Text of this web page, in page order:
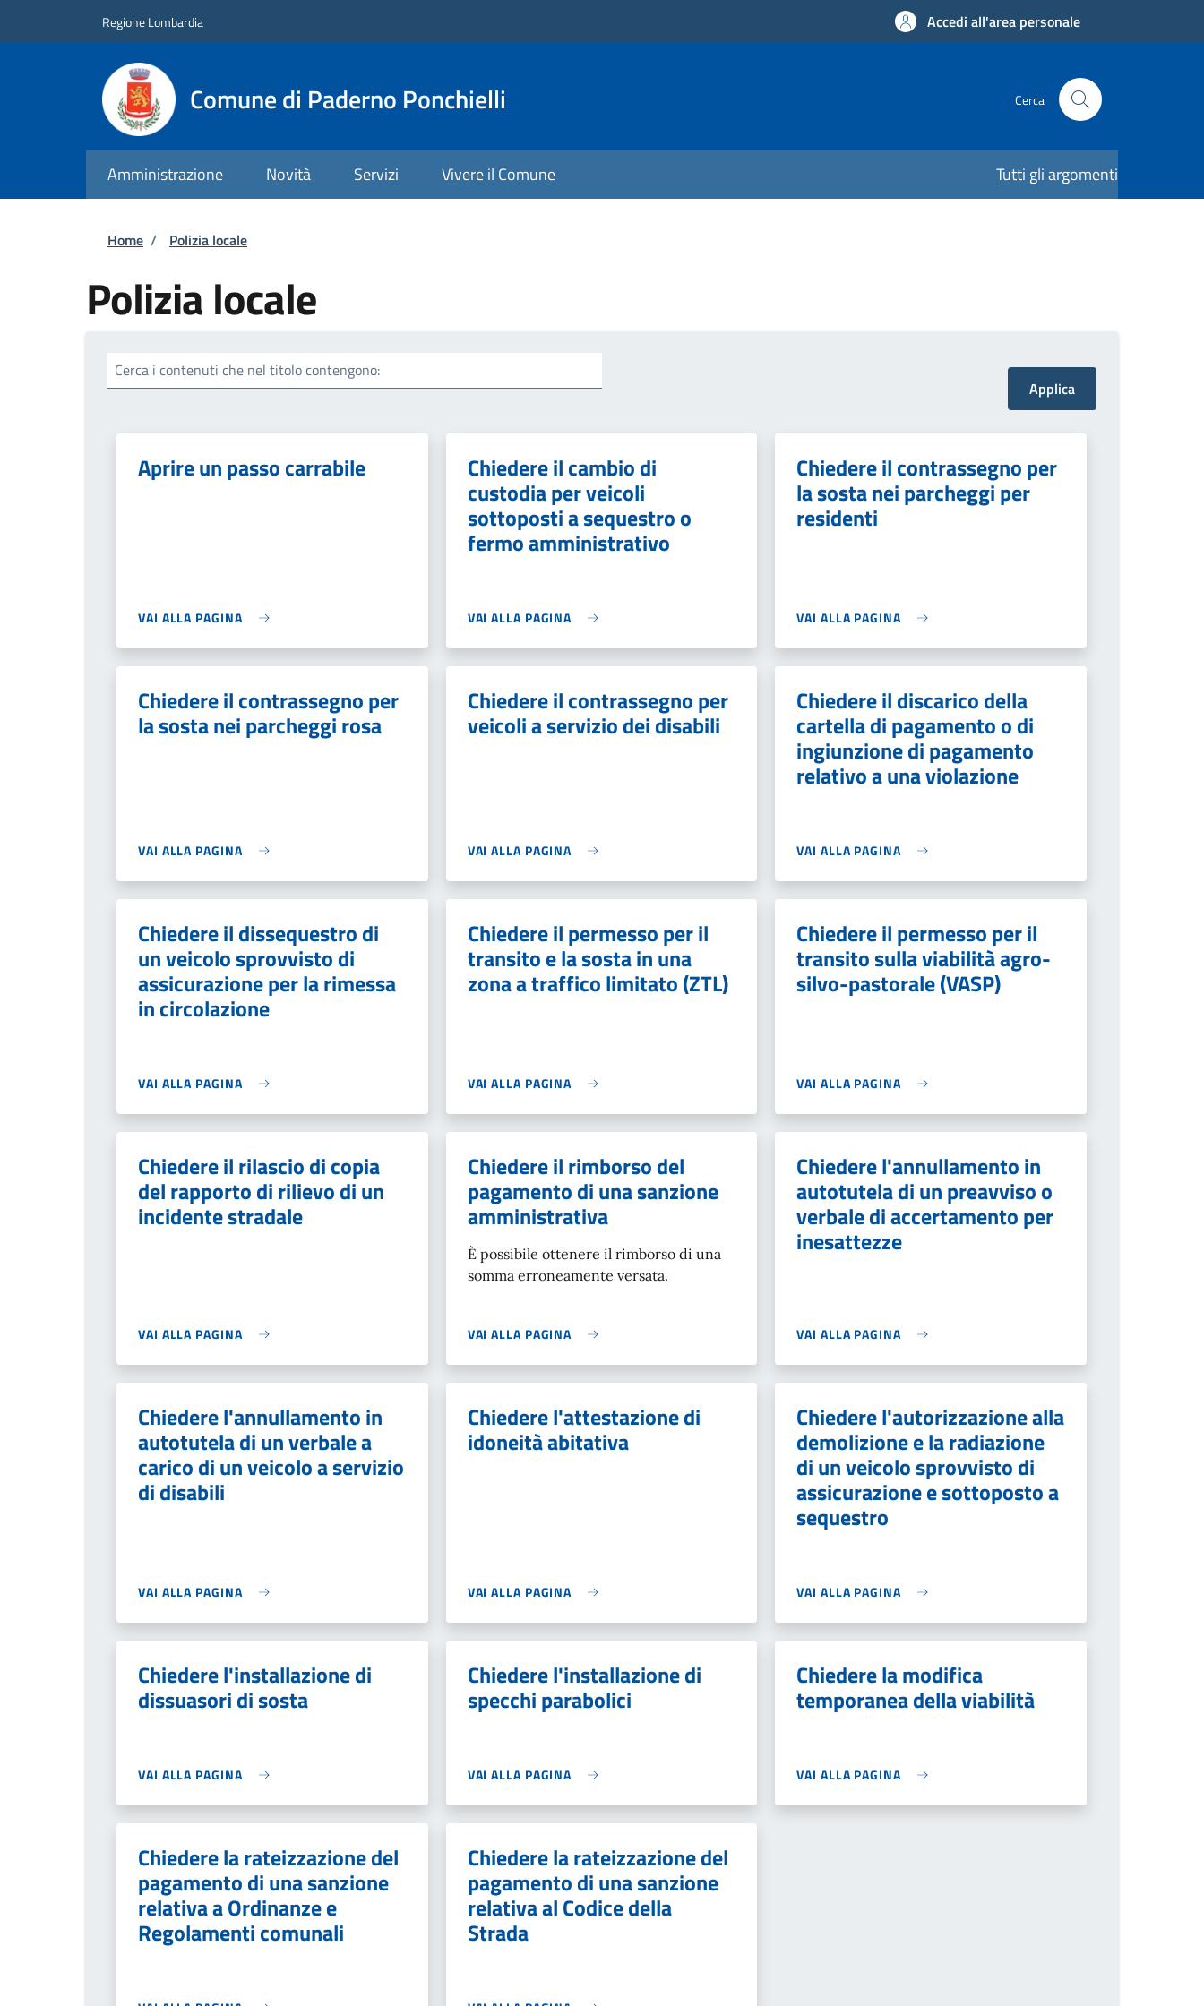
Regione Lombardia Accedi all'area personale
Comune di Paderno Ponchielli Cerca
Amministrazione Novità Servizi Vivere il Comune Tutti gli argomenti
Briciole di pane
Home / Polizia locale
Polizia locale
Cerca i contenuti che nel titolo contengono:
Aprire un passo carrabile
VAI ALLA PAGINA
Chiedere il cambio di
custodia per veicoli
sottoposti a sequestro o
fermo amministrativo
VAI ALLA PAGINA
Chiedere il contrassegno per
la sosta nei parcheggi per
residenti
VAI ALLA PAGINA
Chiedere il contrassegno per
la sosta nei parcheggi rosa
VAI ALLA PAGINA
Chiedere il contrassegno per
veicoli a servizio dei disabili
VAI ALLA PAGINA
Chiedere il discarico della
cartella di pagamento o di
ingiunzione di pagamento
relativo a una violazione
VAI ALLA PAGINA
Chiedere il dissequestro di
un veicolo sprovvisto di
assicurazione per la rimessa
in circolazione
VAI ALLA PAGINA
Chiedere il permesso per il
transito e la sosta in una
zona a traffico limitato (ZTL)
VAI ALLA PAGINA
Chiedere il permesso per il
transito sulla viabilità agro-
silvo-pastorale (VASP)
VAI ALLA PAGINA
Chiedere il rilascio di copia
del rapporto di rilievo di un
incidente stradale
VAI ALLA PAGINA
Chiedere il rimborso del
pagamento di una sanzione
amministrativa
È possibile ottenere il rimborso di una
somma erroneamente versata.
VAI ALLA PAGINA
Chiedere l'annullamento in
autotutela di un preavviso o
verbale di accertamento per
inesattezze
VAI ALLA PAGINA
Chiedere l'annullamento in
autotutela di un verbale a
carico di un veicolo a servizio
di disabili
VAI ALLA PAGINA
Chiedere l'attestazione di
idoneità abitativa
VAI ALLA PAGINA
Chiedere l'autorizzazione alla
demolizione e la radiazione
di un veicolo sprovvisto di
assicurazione e sottoposto a
sequestro
VAI ALLA PAGINA
Chiedere l'installazione di
dissuasori di sosta
VAI ALLA PAGINA
Chiedere l'installazione di
specchi parabolici
VAI ALLA PAGINA
Chiedere la modifica
temporanea della viabilità
VAI ALLA PAGINA
Chiedere la rateizzazione del
pagamento di una sanzione
relativa a Ordinanze e
Regolamenti comunali
Chiedere la rateizzazione del
pagamento di una sanzione
relativa al Codice della
Strada